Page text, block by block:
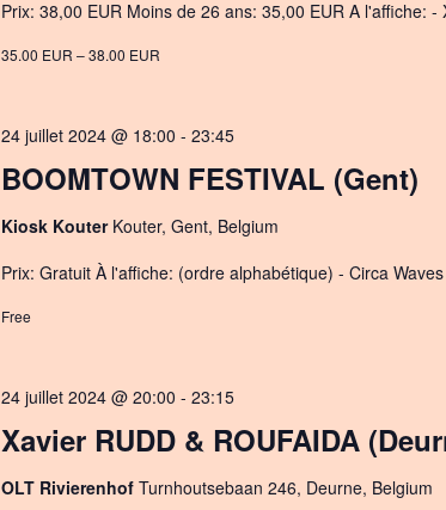
e
.
Prix: 38,00 EUR Moins de 26 ans: 35,00 EUR A l'affiche:
35.00 EUR – 38.00 EUR
BOOMTOWN FESTIVAL (Gent)
24 juillet 2024 @ 18:00 - 23:45
Kiosk Kouter Kouter, Gent, Belgium
Prix: Gratuit À l'affiche: (ordre alphabétique) - Circa
Free
Xavier RUDD & ROUFAIDA
24 juillet 2024 @ 20:00 - 23:15
OLT Rivierenhof Turnhoutsebaan 246, Deurne, Belgium